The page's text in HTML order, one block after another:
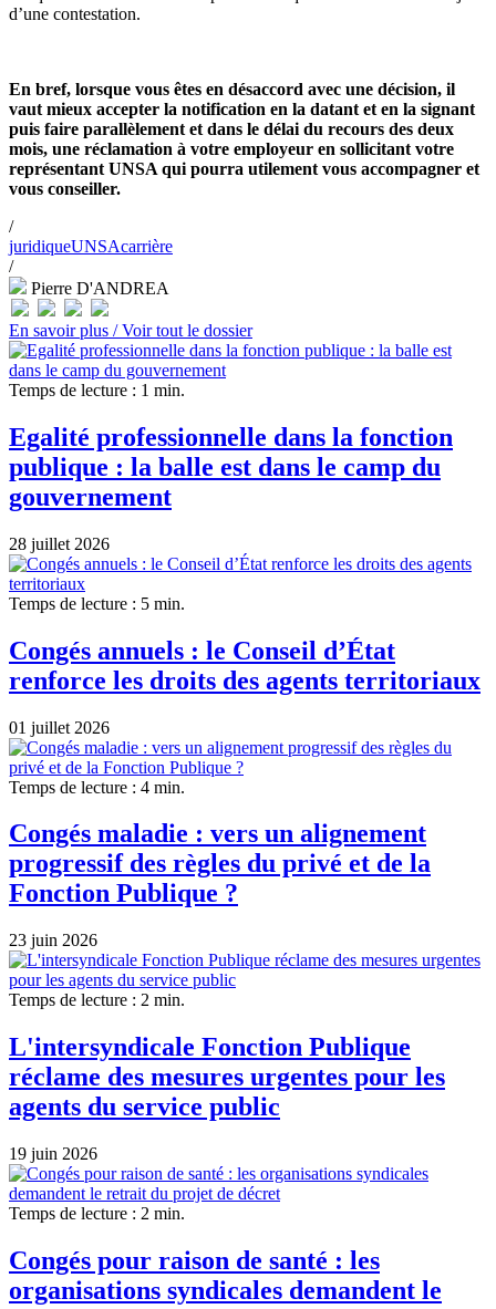
d’une contestation.
En bref, lorsque vous êtes en désaccord avec une décision, il
vaut mieux accepter la notification en la datant et en la signant
puis faire parallèlement et dans le délai du recours des deux
mois, une réclamation à votre employeur en sollicitant votre
représentant UNSA qui pourra utilement vous accompagner et
vous conseiller.
/
juridiqueUNSAcarrière
/
Pierre D'ANDREA
En savoir plus /Voir tout le dossier
Temps de lecture : 1 min.
Egalité professionnelle dans la fonction
publique : la balle est dans le camp du
gouvernement
28 juillet 2026
Temps de lecture : 5 min.
Congés annuels : le Conseil d’État
renforce les droits des agents territoriaux
01 juillet 2026
Temps de lecture : 4 min.
Congés maladie : vers un alignement
progressif des règles du privé et de la
Fonction Publique ?
23 juin 2026
Temps de lecture : 2 min.
L'intersyndicale Fonction Publique
réclame des mesures urgentes pour les
agents du service public
19 juin 2026
Temps de lecture : 2 min.
Congés pour raison de santé : les
organisations syndicales demandent le